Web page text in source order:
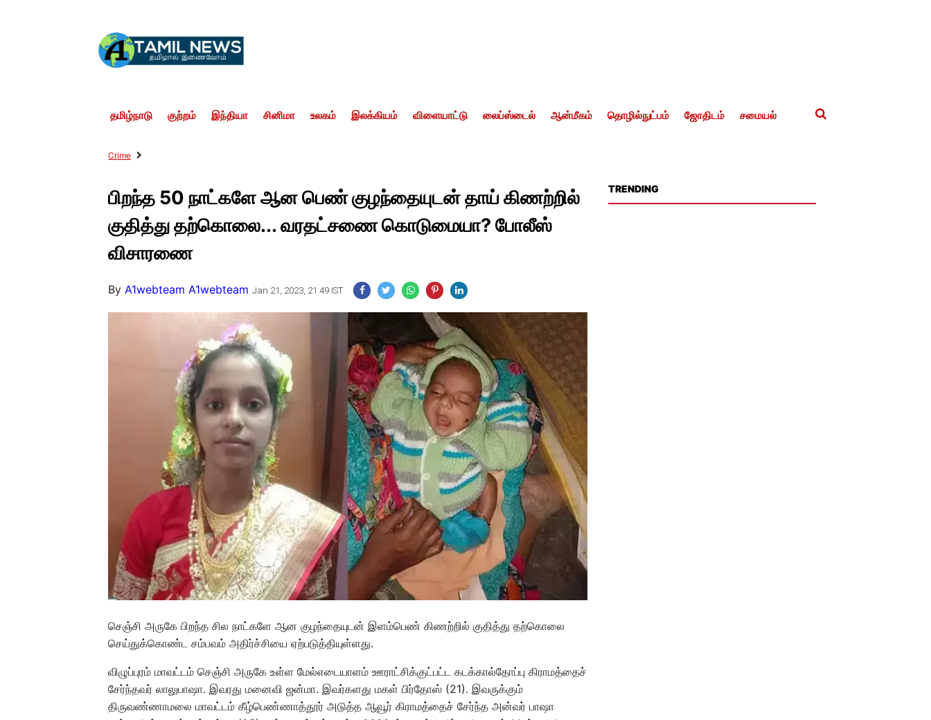
தமிழ்நாடு குற்றம் இந்தியா சினிமா உலகம் இலக்கியம் விளையாட்டு லைப்ஸ்டைல் ஆன்மீகம் தொழில்நுட்பம் ஜோதிடம் சமையல்
Crime
பிறந்த 50 நாட்களே ஆன பெண் குழந்தையுடன் தாய் கிணற்றில்
குதித்து தற்கொலை... வரதட்சணை கொடுமையா? போலீஸ்
விசாரணை
ByA1webteam A1webteam Jan 21, 2023, 21:49 IST
செஞ்சி அருகே பிறந்த சில நாட்களே ஆன குழந்தையுடன் இளம்பெண் கிணற்றில் குதித்து தற்கொலை
செய்துக்கொண்ட சம்பவம் அதிர்ச்சியை ஏற்படுத்தியுள்ளது.
விழுப்புரம் மாவட்டம் செஞ்சி அருகே உள்ள மேல்எடையாளம் ஊராட்சிக்குட்பட்ட கடக்கால்தோப்பு கிராமத்தைச்
சேர்ந்தவர் லாலுபாஷா. இவரது மனைவி ஜன்மா. இவர்களது மகள் பிர்தோஸ் (21). இவருக்கும்
திருவண்ணாமலை மாவட்டம் கீழ்பெண்ணாத்தூர் அடுத்த ஆவூர் கிராமத்தைச் சேர்ந்த அன்வர் பாஷா
TRENDING